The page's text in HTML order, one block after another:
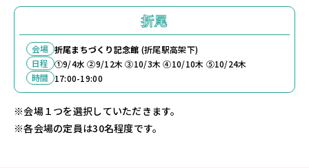
折尾
会場 折尾まちづくり記念館 (折尾駅高架下)
日程 ①9/4水 ②9/12木 ③10/3木 ④10/10木 ⑤10/24木
時間 17:00-19:00
※会場１つを選択していただきます。
※各会場の定員は30名程度です。